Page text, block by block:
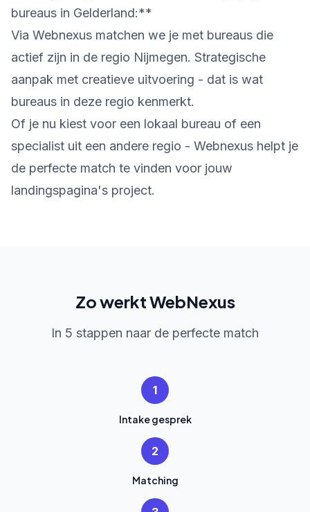
bureaus in Gelderland:**
Via Webnexus matchen we je met bureaus die
actief zijn in de regio Nijmegen. Strategische
aanpak met creatieve uitvoering - dat is wat
bureaus in deze regio kenmerkt.
Of je nu kiest voor een lokaal bureau of een
specialist uit een andere regio - Webnexus helpt je
de perfecte match te vinden voor jouw
landingspagina's project.
Zo werkt WebNexus
In 5 stappen naar de perfecte match
1
Intake gesprek
2
Matching